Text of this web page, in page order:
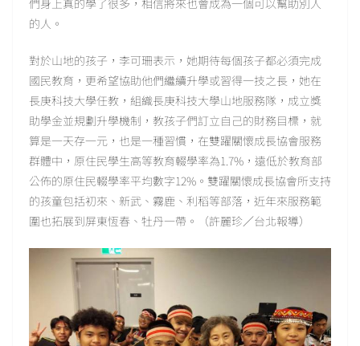
的人。
對於山地的孩子，李可珊表示，她期待每個孩子都必須完成
國民教育，更希望協助他們繼續升學或習得一技之長，她在
長庚科技大學任教，組織長庚科技大學山地服務隊，成立獎
助學金並規劃升學機制，教孩子們訂立自己的財務目標，就
算是一天存一元，也是一種習慣，在雙躍關懷成長協會服務
群體中，原住民學生高等教育輟學率為1.7%，遠低於教育部
公佈的原住民輟學率平均數字12%。雙躍關懷成長協會所支持
的孩童包括初來、新武、霧鹿、利稻等部落，近年來服務範
圍也拓展到屏東恆春、牡丹一帶。（許麗珍／台北報導）